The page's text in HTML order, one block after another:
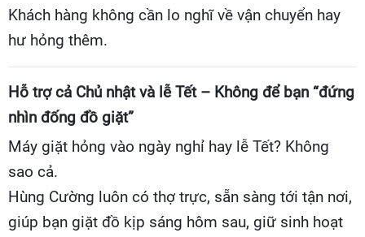
Khách hàng không cần lo nghĩ về vận chuyển hay
hư hỏng thêm.
Hỗ trợ cả Chủ nhật và lễ Tết – Không để bạn “đứng
nhìn đống đồ giặt”
Máy giặt hỏng vào ngày nghỉ hay lễ Tết? Không
sao cả.
Hùng Cường luôn có thợ trực, sẵn sàng tới tận nơi,
giúp bạn giặt đồ kịp sáng hôm sau, giữ sinh hoạt